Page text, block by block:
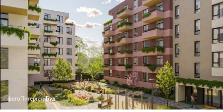
фото "Інтергал-Буд"